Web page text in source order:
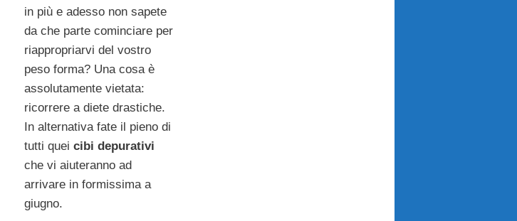
in più e adesso non sapete
da che parte cominciare per
riappropriarvi del vostro
peso forma? Una cosa è
assolutamente vietata:
ricorrere a diete drastiche.
In alternativa fate il pieno di
tutti quei cibi depurativi
che vi aiuteranno ad
arrivare in formissima a
giugno.